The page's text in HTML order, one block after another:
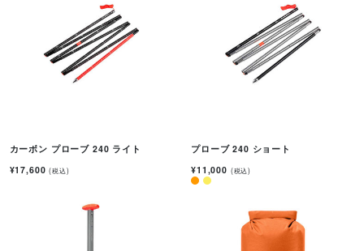
カーボン プローブ 240 ライト
¥17,600(税込)
プローブ 240 ショート
¥11,000 (税込)